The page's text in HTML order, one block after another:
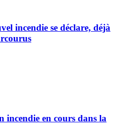
incendie se déclare, déjà
incendie en cours dans la